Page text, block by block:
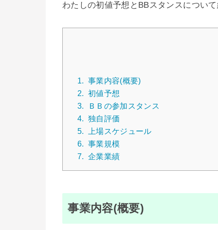
わたしの初値予想とBBスタンスについて
1. 事業内容(概要)
2. 初値予想
3.
ＢＢの参加スタンス
4. 独自評価
5.
上場スケジュール
6. 事業規模
7. 企業業績
事業内容(概要)